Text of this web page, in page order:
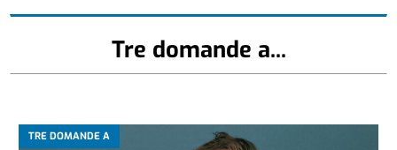
Tre domande a...
TRE DOMANDE A